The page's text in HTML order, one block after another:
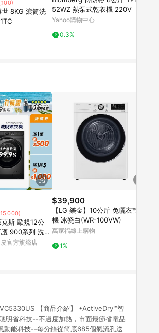
8KG 滾筒洗
52WZ 熱泵式乾衣機 220V
Yahoo購物中心
0.3%
斯 歐規12公
900系列 洗脫
官方旗艦店
$39,900
【LG 樂金】10公斤 免曬衣乾衣
機 冰瓷白(WR-100VW)
萬家福線上購物
1%
【商品介紹】 •ActiveDry™智
明省科技--不過度加熱，市面最節省電品
能科技--每分鐘從筒底685個氣流孔送